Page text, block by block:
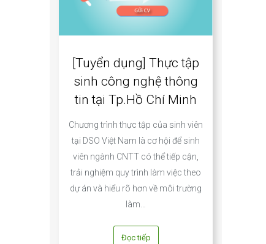
[Tuyển dụng] Thực tập
sinh công nghệ thông
tin tại Tp.Hồ Chí Minh
Chương trình thực tập của sinh viên
tại DSO Việt Nam là cơ hội để sinh
viên ngành CNTT có thể tiếp cận,
trải nghiệm quy trình làm việc theo
dự án và hiểu rõ hơn về môi trường
làm…
Đọc tiếp